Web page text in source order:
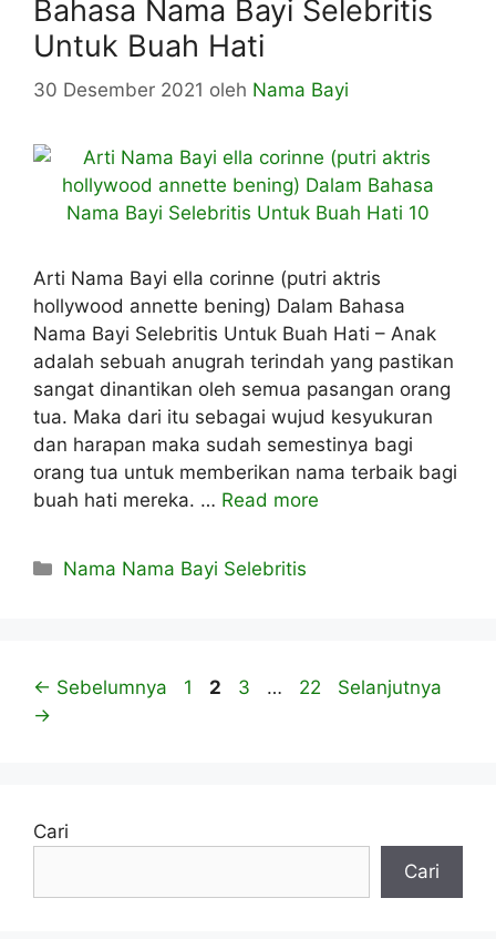
Bahasa Nama Bayi Selebritis
Untuk Buah Hati
30 Desember 2021 oleh Nama Bayi
Arti Nama Bayi ella corinne (putri aktris
hollywood annette bening) Dalam Bahasa
Nama Bayi Selebritis Untuk Buah Hati – Anak
adalah sebuah anugrah terindah yang pastikan
sangat dinantikan oleh semua pasangan orang
tua. Maka dari itu sebagai wujud kesyukuran
dan harapan maka sudah semestinya bagi
orang tua untuk memberikan nama terbaik bagi
buah hati mereka. … Read more
Kategori
Nama Nama Bayi Selebritis
← Sebelumnya Halaman
1 Halaman
2 Halaman
3 … Halaman
22
Selanjutnya
→
Cari
Cari